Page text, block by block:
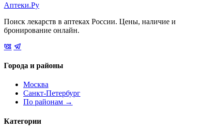
Аптеки.Ру
Поиск лекарств в аптеках России. Цены, наличие и
бронирование онлайн.
Города и районы
Москва
Санкт-Петербург
По районам →
Категории